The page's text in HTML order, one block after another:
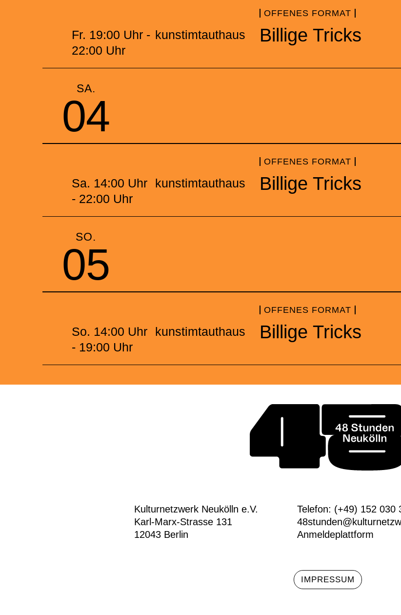
Fr. 19:00 Uhr -
22:00 Uhr
kunstimtauthaus
OFFENES FORMAT
Billige Tricks
SA.
04
Sa. 14:00 Uhr
- 22:00 Uhr
kunstimtauthaus
OFFENES FORMAT
Billige Tricks
SO.
05
So. 14:00 Uhr
- 19:00 Uhr
kunstimtauthaus
OFFENES FORMAT
Billige Tricks
Kulturnetzwerk Neukölln e.V.
Karl-Marx-Strasse 131
12043 Berlin
Telefon: (+49) 152 030
Anmeldeplattform
IMPRESSUM